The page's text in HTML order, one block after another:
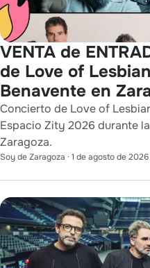
VENTA de
de Love of
Benavente en
Concierto de Love of
Espacio Zity 2026 durante
Zaragoza.
Soy de Zaragoza · 1 de agosto de 2026